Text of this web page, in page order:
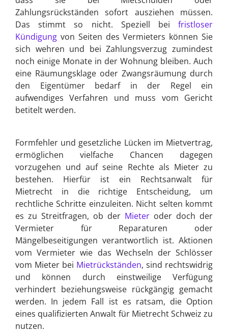
Zahlungsrückständen sofort ausziehen müssen.
Das stimmt so nicht. Speziell bei fristloser
Kündigung von Seiten des Vermieters können Sie
sich wehren und bei Zahlungsverzug zumindest
noch einige Monate in der Wohnung bleiben. Auch
eine Räumungsklage oder Zwangsräumung durch
den Eigentümer bedarf in der Regel ein
aufwendiges Verfahren und muss vom Gericht
betitelt werden.
Formfehler und gesetzliche Lücken im Mietvertrag,
ermöglichen vielfache Chancen dagegen
vorzugehen und auf seine Rechte als Mieter zu
bestehen. Hierfür ist ein Rechtsanwalt für
Mietrecht in die richtige Entscheidung, um
rechtliche Schritte einzuleiten. Nicht selten kommt
es zu Streitfragen, ob der Mieter oder doch der
Vermieter für Reparaturen oder
Mängelbeseitigungen verantwortlich ist. Aktionen
vom Vermieter wie das Wechseln der Schlösser
vom Mieter bei Mietrückständen, sind rechtswidrig
und können durch einstweilige Verfügung
verhindert beziehungsweise rückgängig gemacht
werden. In jedem Fall ist es ratsam, die Option
eines qualifizierten Anwalt für Mietrecht Schweiz zu
nutzen.